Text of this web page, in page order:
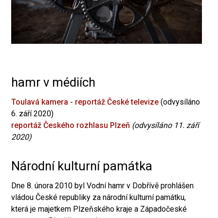
hamr v médiích
Toulavá kamera - reportáž České televize (odvysíláno
6. září 2020)
reportáž Českého rozhlasu Plzeň (odvysíláno 11. září
2020)
Národní kulturní památka
Dne 8. února 2010 byl Vodní hamr v Dobřívě prohlášen
vládou České republiky za národní kulturní památku,
která je majetkem Plzeňského kraje a Západočeské